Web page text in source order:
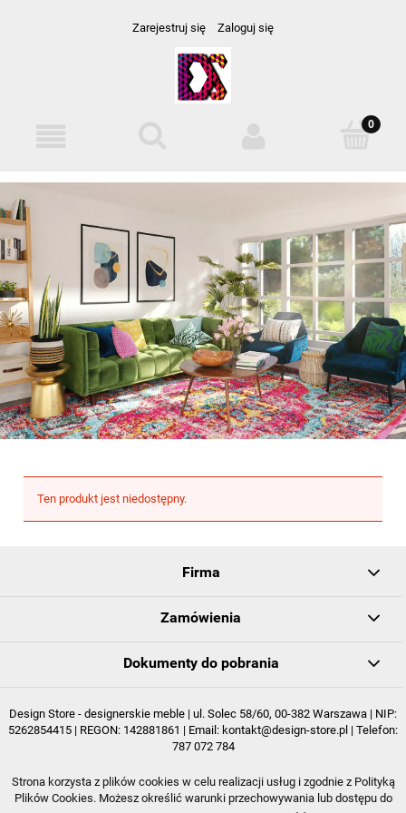
Strona korzysta z plików cookies w celu realizacji usług i zgodnie z Polityką
Plików Cookies. Możesz określić warunki przechowywania lub dostępu do
Zarejestruj się Zaloguj się
Ten produkt jest niedostępny.
Firma
Zamówienia
Dokumenty do pobrania
Design Store - designerskie meble | ul. Solec 58/60, 00-382 Warszawa | NIP:
5262854415 | REGON: 142881861 | Email: kontakt@design-store.pl | Telefon:
787 072 784
POKAŻ PEŁNĄ WERSJĘ STRONY